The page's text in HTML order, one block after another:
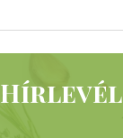
Hírlevél